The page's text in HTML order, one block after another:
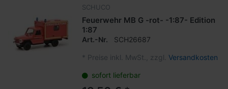
SCHUCO
Feuerwehr MB G -rot- -1:87- Edition
1:87
Art.-Nr. SCH26687
* Preise inkl. MwSt., zzgl. Versandkosten
sofort lieferbar